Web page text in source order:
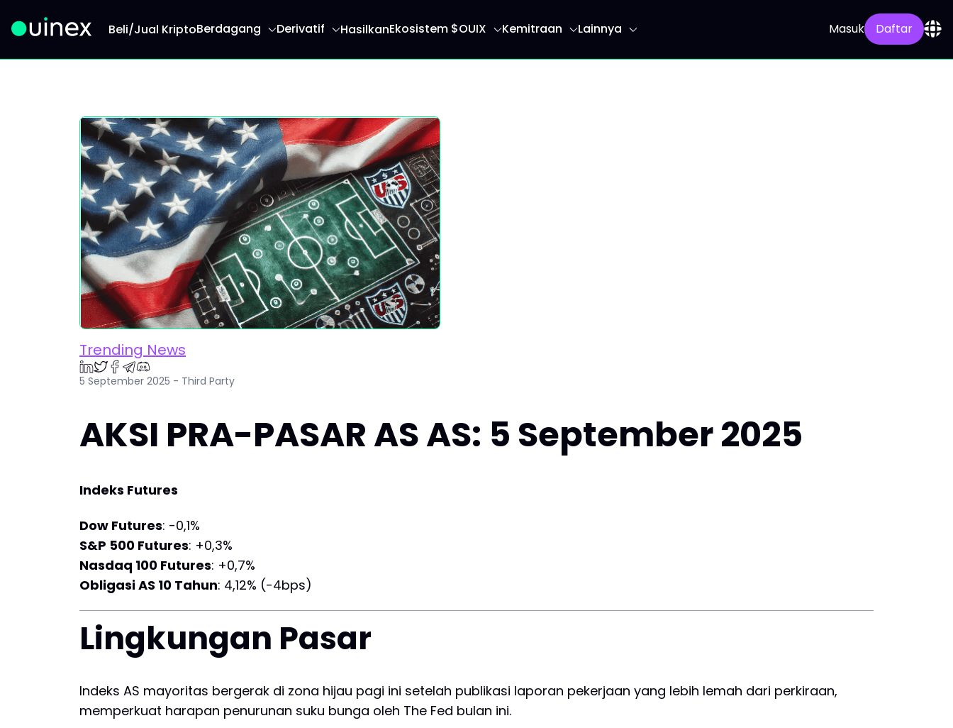
Beli/Jual KriptoBerdagang Derivatif HasilkanEkosistem $OUIX Kemitraan Lainnya Masuk Daftar
Trending News
5 September 2025 - Third Party
AKSI PRA-PASAR AS AS: 5 September 2025
Indeks Futures
Dow Futures: -0,1%
S&P 500 Futures: +0,3%
Nasdaq 100 Futures: +0,7%
Obligasi AS 10 Tahun: 4,12% (-4bps)
Lingkungan Pasar
Indeks AS mayoritas bergerak di zona hijau pagi ini setelah publikasi laporan pekerjaan yang lebih lemah dari perkiraan,
memperkuat harapan penurunan suku bunga oleh The Fed bulan ini.